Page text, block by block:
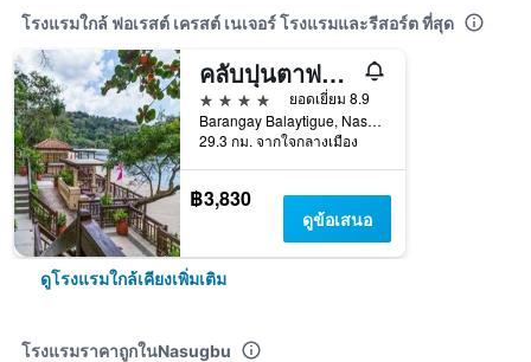
โรงแรมใกล้ ฟอเรสต์ เครสต์ เนเจอร์ โรงแรมและรีสอร์ต ที่สุด
คลับปุนตาฟวยโก
4 ดาว
ยอดเยี่ยม 8.9
Barangay Balaytigue, Nasugbu, ฟิลิปปินส์
29.3 กม. จากใจกลางเมือง
฿3,830
ดูข้อเสนอ
ดูโรงแรมใกล้เคียงเพิ่มเติม
โรงแรมราคาถูกในNasugbu